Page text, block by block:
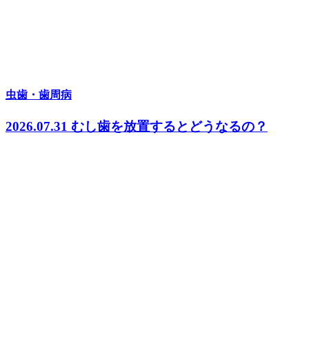
虫歯・歯周病
2026.07.31 むし歯を放置するとどうなるの？